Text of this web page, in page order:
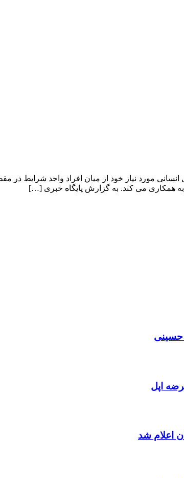
انسانی مورد نیاز خود از میان افراد واجد شرایط
به همکاری می کند. به گزارش پایگاه خبری […]
حسینی
اپل
اعلام شد